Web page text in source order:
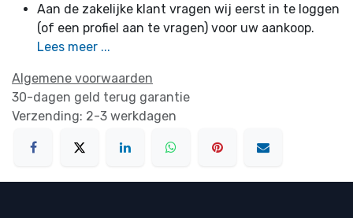
Aan de zakelijke klant vragen wij eerst in te loggen
(of een profiel aan te vragen) voor uw aankoop.
Lees meer ...
Algemene voorwaarden
30-dagen geld terug garantie
Verzending: 2-3 werkdagen